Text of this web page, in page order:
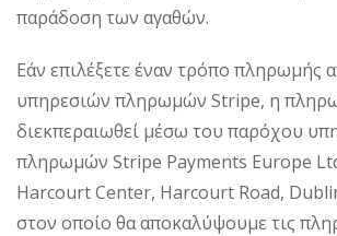
παράδοση των αγαθών.
Εάν επιλέξετε έναν τρόπο πληρωμής
υπηρεσιών πληρωμών Stripe, η
διεκπεραιωθεί μέσω του παρόχου
πληρωμών Stripe Payments Europe
Harcourt Center, Harcourt Road,
στον οποίο θα αποκαλύψουμε τις